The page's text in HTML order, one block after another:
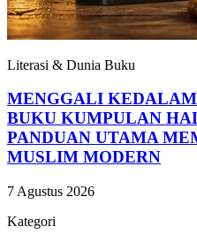
Literasi & Dunia Buku
MENGGALI
BUKU KUMPULAN
PANDUAN UTAMA
MUSLIM MODERN
7 Agustus 2026
Kategori